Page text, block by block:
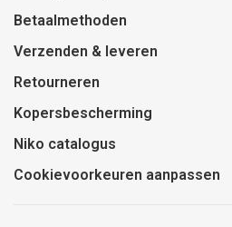
Betaalmethoden
Verzenden & leveren
Retourneren
Kopersbescherming
Niko catalogus
Cookievoorkeuren aanpassen